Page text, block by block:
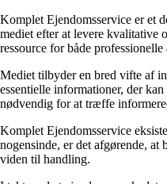
Komplet Ejendomsservice er et
mediet efter at levere kvalitative
ressource for både
Mediet tilbyder en bred vifte af
essentielle informationer, der
nødvendig for at træffe
Komplet Ejendomsservice
nogensinde, er det afgørende,
viden til handling.